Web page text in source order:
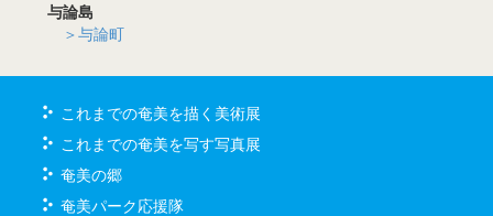
与論島
＞与論町
これまでの奄美を描く美術展
これまでの奄美を写す写真展
奄美の郷
奄美パーク応援隊